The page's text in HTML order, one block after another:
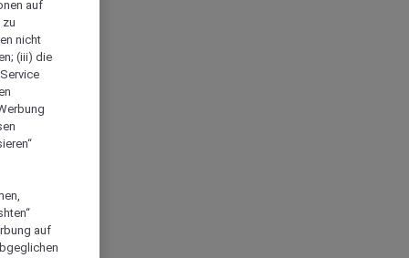
auf
zu
nicht
(iii) die
auf